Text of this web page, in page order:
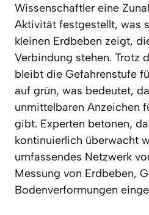
Wissenschaftler eine
Aktivität festgestellt, was
kleinen Erdbeben zeigt,
Verbindung stehen. Trotz
bleibt die Gefahrenstufe
auf grün, was bedeutet,
unmittelbaren Anzeichen
gibt. Experten betonen,
kontinuierlich überwacht
umfassendes Netzwerk
Messung von Erdbeben,
Bodenverformungen